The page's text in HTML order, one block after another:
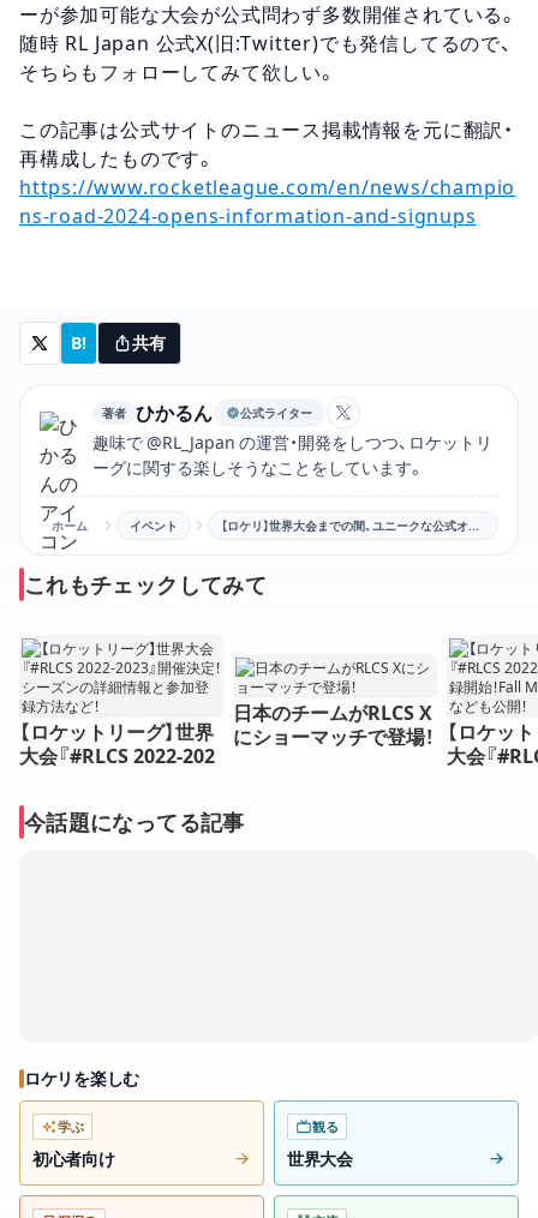
ーが参加可能な大会が公式問わず多数開催されている。
随時 RL Japan 公式X(旧:Twitter)でも発信してるので、
そちらもフォローしてみて欲しい。
この記事は公式サイトのニュース掲載情報を元に翻訳・
再構成したものです。
https://www.rocketleague.com/en/news/champio
ns-road-2024-opens-information-and-signups
B! 共有
著者 ひかるん 公式ライター
ひかるんのXアカウン
趣味で @RL_Japan の運営・開発をしつつ、ロケットリ
ーグに関する楽しそうなことをしています。
ホーム イベント 【ロケリ】世界大会までの間、ユニークな公式オープン大会が開催！
これもチェックしてみて
【ロケットリーグ】世界
大会『#RLCS 2022-202
詳細情報と参加登録方
法など！
日本のチームがRLCS X
にショーマッチで登場！
【ロケッ
大会『
今話題になってる記事
ロケリを楽しむ
学ぶ
初心者向け
観る
世界大会